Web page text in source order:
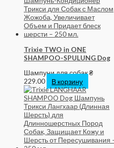
Trixie TWO in ONE
SHAMPOO-SPULUNG Dog
Шампуни для собак₴
229.00
В корзину